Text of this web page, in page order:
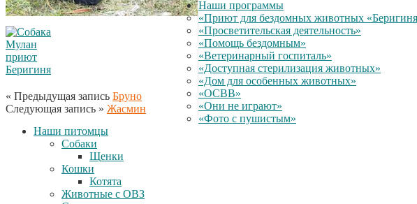
« Предыдущая запись Бруно
Следующая запись » Жасмин
Наши программы
«Приют для бездомных животных
«Просветительская деятельность»
«Помощь бездомным»
«Ветеринарный госпиталь»
«Доступная стерилизация животных»
«Дом для особенных животных»
«ОСВВ»
«Они не играют»
«Фото с пушистым»
Наши питомцы
Собаки
Щенки
Кошки
Котята
Животные с ОВЗ